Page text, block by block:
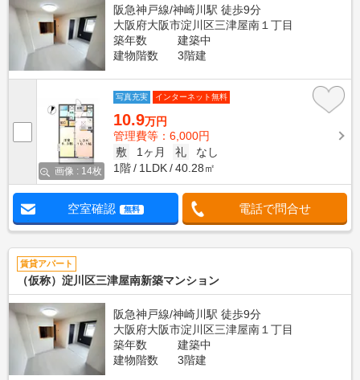
阪急神戸線/神崎川駅 徒歩9分
大阪府大阪市淀川区三津屋南１丁目
築年数
建築中
建物階数
3階建
画像 : 14枚
写真充実 インターネット無料
10.9万円
管理費等：6,000円
敷
1ヶ月 礼
なし
1階
1LDK 40.28㎡
空室確認 無料 電話で問合せ
賃貸アパート
（仮称）淀川区三津屋南新築マンション
阪急神戸線/神崎川駅 徒歩9分
大阪府大阪市淀川区三津屋南１丁目
築年数
建築中
建物階数
3階建